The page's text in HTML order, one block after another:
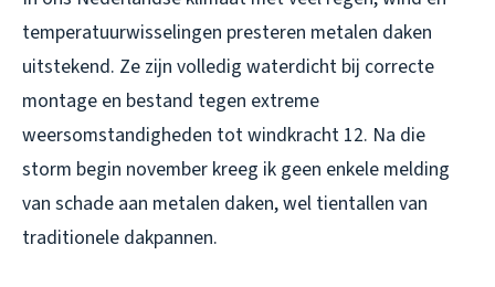
temperatuurwisselingen presteren metalen daken
uitstekend. Ze zijn volledig waterdicht bij correcte
montage en bestand tegen extreme
weersomstandigheden tot windkracht 12. Na die
storm begin november kreeg ik geen enkele melding
van schade aan metalen daken, wel tientallen van
traditionele dakpannen.